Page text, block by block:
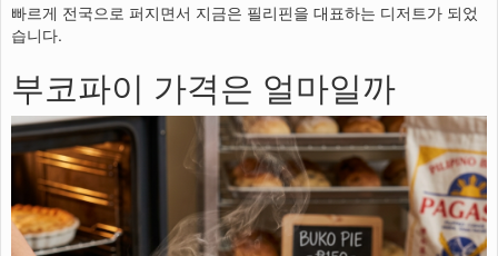
빠르게 전국으로 퍼지면서 지금은 필리핀을 대표하는 디저트가 되었
습니다.
부코파이 가격은 얼마일까